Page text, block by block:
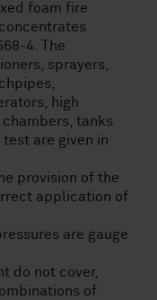
foam fire
4. The
sprayers,
high
tanks
are given in
provision of the
application of
are gauge
do not cover,
of